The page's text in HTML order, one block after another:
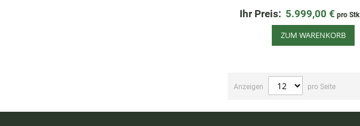
Ihr Preis: 5.999,00 € pro Stk
ZUM WARENKORB
Anzeigen pro Seite